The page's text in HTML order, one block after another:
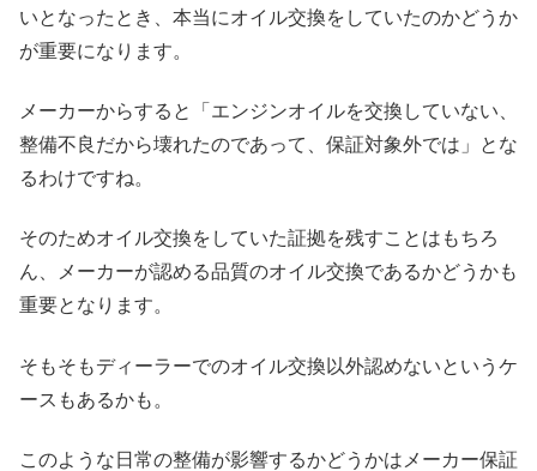
いとなったとき、本当にオイル交換をしていたのかどうか
が重要になります。
メーカーからすると「エンジンオイルを交換していない、
整備不良だから壊れたのであって、保証対象外では」とな
るわけですね。
そのためオイル交換をしていた証拠を残すことはもちろ
ん、メーカーが認める品質のオイル交換であるかどうかも
重要となります。
そもそもディーラーでのオイル交換以外認めないというケ
ースもあるかも。
このような日常の整備が影響するかどうかはメーカー保証